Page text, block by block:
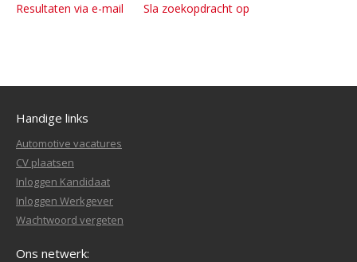
Resultaten via e-mail Sla zoekopdracht op
Handige links
Automotive vacatures
CV plaatsen
Inloggen Kandidaat
Inloggen Werkgever
Wachtwoord vergeten
Ons netwerk: